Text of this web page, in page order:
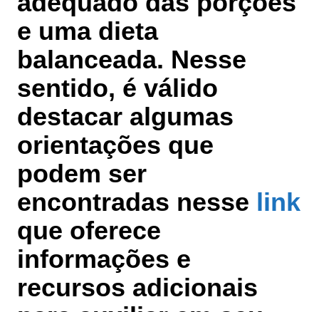
e uma dieta
balanceada. Nesse
sentido, é válido
destacar algumas
orientações que
podem ser
encontradas nesse link
que oferece
informações e
recursos adicionais